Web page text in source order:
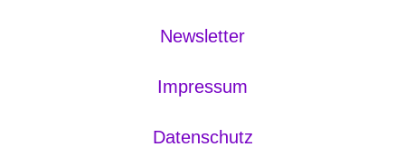
Newsletter
Impressum
Datenschutz